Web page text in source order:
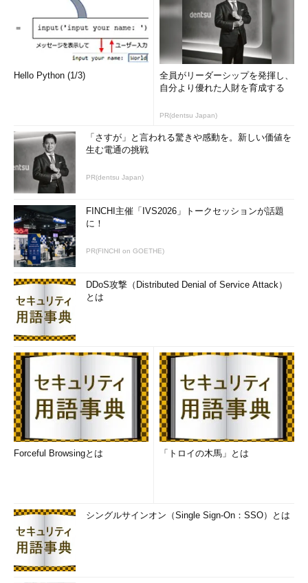
この場合、ファイルのサイズは正しいが、その内容は正しくな
い（未コピーの部分はゼロデータになるので、このファイルを使
用しないこと）。robocopyではファイルのコピー開始時に日付
を「1980年1月2日午前9:00」にしてファイルサイズ分のディスク
ようにしているので、コピー中はこのような状態になっている。
そしてファイルのコピーが全て完了した時点で、ファイルの更新
日付をコピー元のファイルと同じになるように変更している。
●/IPGオプションで帯域制御を行う場合の注意点
と、1ブロックコピーするごとに指定した時間だけ、ウェイト
（待ち時間）を入れることができる（ipg=inter packet gap）。
これは、robocopyのファイルコピーでネットワーク帯域（ロー
カルディスク間でのコピーの場合は、ディスクインターフェース
の帯域）を100％占有させないようにするためのオプションだ
が、これを使う場合は少し注意が必要である。
バージョンにもよるが、robocopyでは通常1ブロックのサイズ
は1Mbytesである。コピー元から1Mbytes読み出しては、コピー
先に1Mbytes書き込み、/ipgオプションがあれば、そこで指定し
た時間（ミリ秒）だけ待ってから、次のブロックをコピーする、
というふうに動作している。だが/zオプションを指定するとブロ
ックサイズは64Kbytesになる。そのため/ipgオプションで同じ時
間だけ待つとウェイトの時間が多くなり（単純計算で
1Mbytes÷64Kbytes＝16倍になる）、コピー時間が非常に長くな
ってしまう。
ションを使う場合は、最初に/ipg:10(10ミリ秒待つ、つまり1秒間
に100ブロックコピーするという意味）や/ipg:100（100ミリ秒待
つ。つまり1秒間に10ブロックコピーする）などの値でテストし
Hello Python (1/3)
全員がリーダーシップを発揮し、
自分より優れた人財を育成する
PR(dentsu Japan)
「さすが」と言われる驚きや感動を。新しい価値を
生む電通の挑戦
PR(dentsu Japan)
FINCHI主催「IVS2026」トークセッションが話題
に！
PR(FINCHI on GOETHE)
DDoS攻撃（Distributed Denial of Service Attack）
とは
Forceful Browsingとは 「トロイの木馬」とは
シングルサインオン（Single Sign-On：SSO）とは